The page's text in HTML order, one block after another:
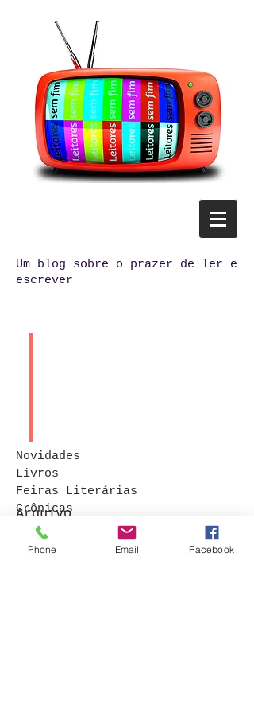
Um blog sobre o prazer de ler e
escrever
Novidades
Livros
Feiras Literárias
Crônicas
Contos
Arquivo
Procurar por tags
Phone Email Facebook